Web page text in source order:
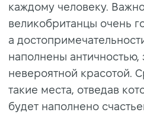
каждому человеку. Важно
великобританцы очень
а
наполнены античностью,
невероятной красотой.
такие места, отведав
будет наполнено